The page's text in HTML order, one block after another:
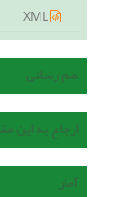
هم رسانی
ارجاع به این
آمار